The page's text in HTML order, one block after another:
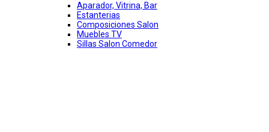
Aparador, Vitrina, Bar
Estanterias
Composiciones Salon
Muebles TV
Sillas Salon Comedor